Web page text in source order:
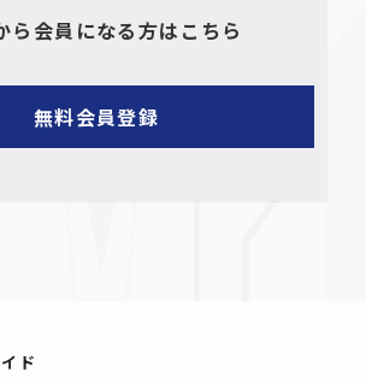
ら会員になる方はこちら
ド